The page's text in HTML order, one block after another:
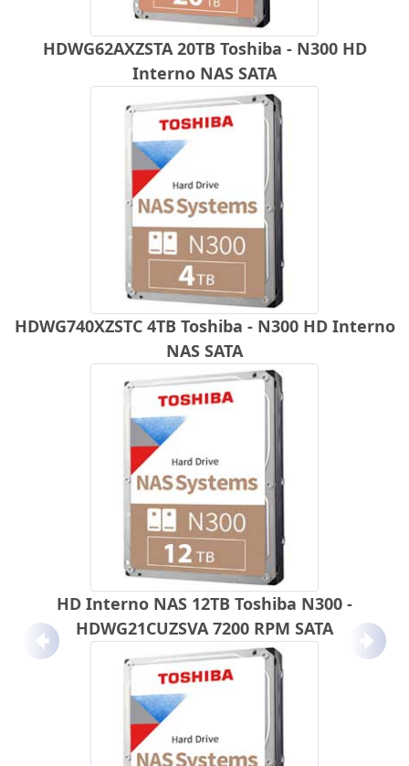
HDWG62AXZSTA 20TB Toshiba - N300 HD
Interno NAS SATA
HDWG740XZSTC 4TB Toshiba - N300 HD Interno
NAS SATA
HD Interno NAS 12TB Toshiba N300 -
HDWG21CUZSVA 7200 RPM SATA
Anterior